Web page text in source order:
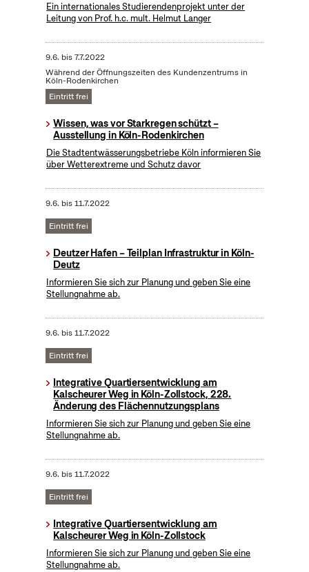
Ein internationales Studierendenprojekt unter der
Leitung von Prof. h.c. mult. Helmut Langer
9.6. bis7.7.2022
Während der Öffnungszeiten des Kundenzentrums in
Köln-Rodenkirchen
Eintritt frei
Wissen, was vor Starkregen schützt –
Ausstellung in Köln-Rodenkirchen
Die Stadtentwässerungsbetriebe Köln informieren Sie
über Wetterextreme und Schutz davor
9.6. bis11.7.2022
Eintritt frei
Deutzer Hafen – Teilplan Infrastruktur in Köln-
Deutz
Informieren Sie sich zur Planung und geben Sie eine
Stellungnahme ab.
9.6. bis11.7.2022
Eintritt frei
Integrative Quartiersentwicklung am
Kalscheurer Weg in Köln-Zollstock, 228.
Änderung des Flächennutzungsplans
Informieren Sie sich zur Planung und geben Sie eine
Stellungnahme ab.
9.6. bis11.7.2022
Eintritt frei
Integrative Quartiersentwicklung am
Kalscheurer Weg in Köln-Zollstock
Informieren Sie sich zur Planung und geben Sie eine
Stellungnahme ab.